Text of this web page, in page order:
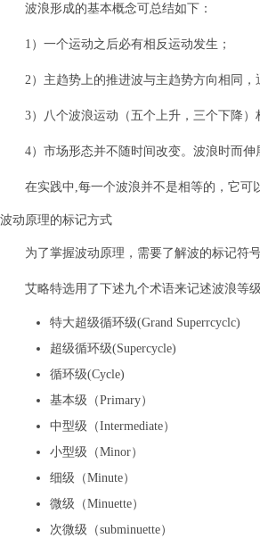
波浪形成的基本概念可总结如下：
1）一个运动之后必有相反运动发生；
2）主趋势上的推进波与主趋势方向相同
3）八个波浪运动（五个上升，三个下降
4）市场形态并不随时间改变。波浪时而
在实践中,每一个波浪并不是相等的，它
波动原理的标记方式
为了掌握波动原理，需要了解波的标记符
艾略特选用了下述九个术语来记述波浪等级
特大超级循环级(Grand Superrcyclc)
超级循环级(Supercycle)
循环级(Cycle)
基本级（Primary）
中型级（Intermediate）
小型级（Minor）
细级（Minute）
微级（Minuette）
次微级（subminuette）